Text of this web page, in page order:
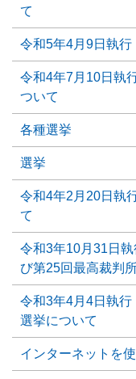
て
令和5年4月9日執
令和4年7月10日執
ついて
各種選挙
選挙
令和4年2月20日執
て
令和3年10月31日
び第25回最高裁判
令和3年4月4日執
選挙について
インターネットを